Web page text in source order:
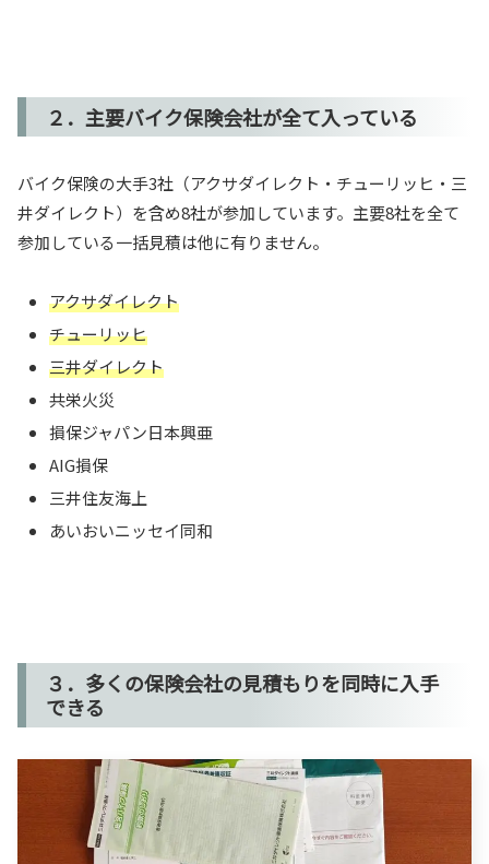
２．主要バイク保険会社が全て入っている
バイク保険の大手3社（アクサダイレクト・チューリッヒ・三
井ダイレクト）を含め8社が参加しています。主要8社を全て
参加している一括見積は他に有りません。
アクサダイレクト
チューリッヒ
三井ダイレクト
共栄火災
損保ジャパン日本興亜
AIG損保
三井住友海上
あいおいニッセイ同和
３．多くの保険会社の見積もりを同時に入手
できる